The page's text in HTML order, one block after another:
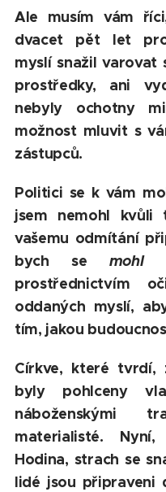
Ale musím vám
dvacet pět let
myslí snažil varovat
prostředky, ani
nebyly ochotny
možnost mluvit s
zástupců.
Politici se k vám
jsem nemohl kvůli
vašemu odmítání
bych se mohlv
prostřednictvím
oddaných myslí,
tím, jakou
Církve, které tvrdí,
byly pohlceny
náboženskými
materialisté.
Hodina, strach se
lidé jsou připraveni